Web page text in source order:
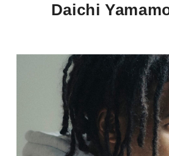
Daichi